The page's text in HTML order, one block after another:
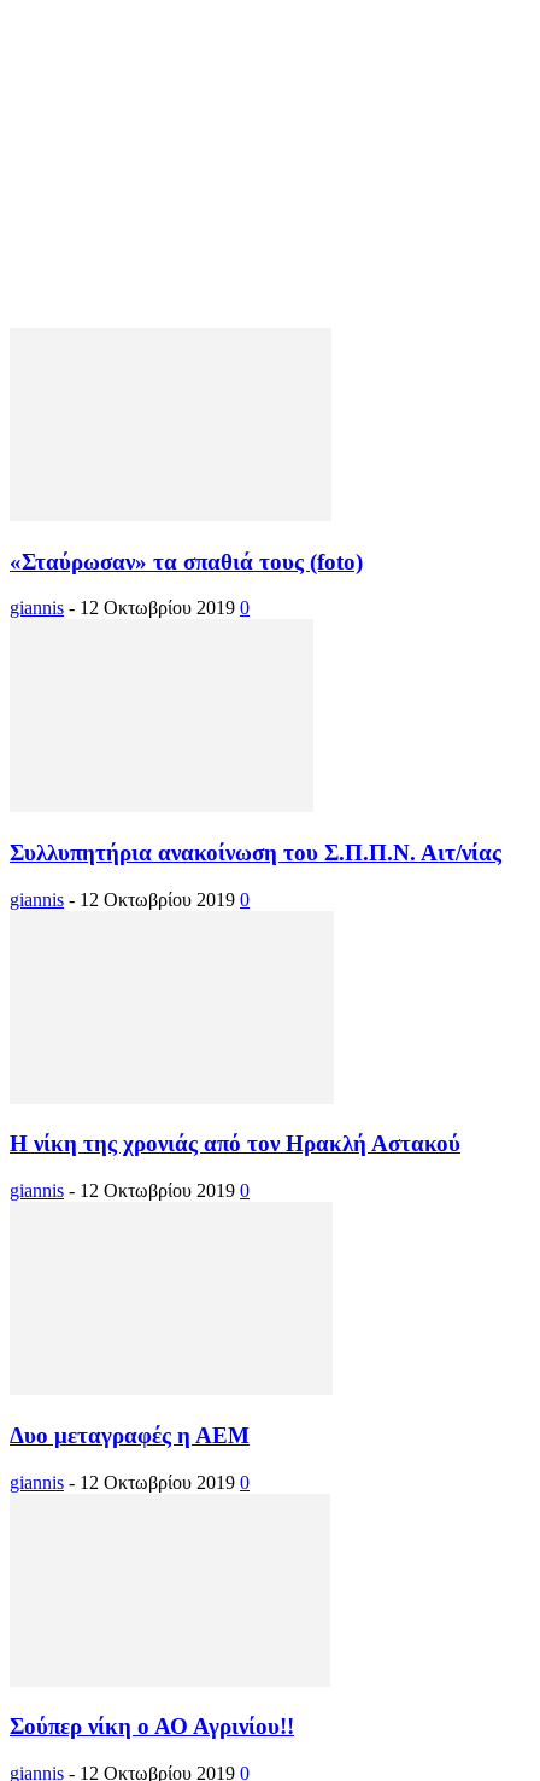
«Σταύρωσαν» τα σπαθιά τους (foto)
giannis - 12 Οκτωβρίου 2019 0
Συλλυπητήρια ανακοίνωση του Σ.Π.Π.Ν. Αιτ/νίας
giannis - 12 Οκτωβρίου 2019 0
Η νίκη της χρονιάς από τον Ηρακλή Αστακού
giannis - 12 Οκτωβρίου 2019 0
Δυο μεταγραφές η ΑΕΜ
giannis - 12 Οκτωβρίου 2019 0
Σούπερ νίκη ο ΑΟ Αγρινίου!!
giannis - 12 Οκτωβρίου 2019 0